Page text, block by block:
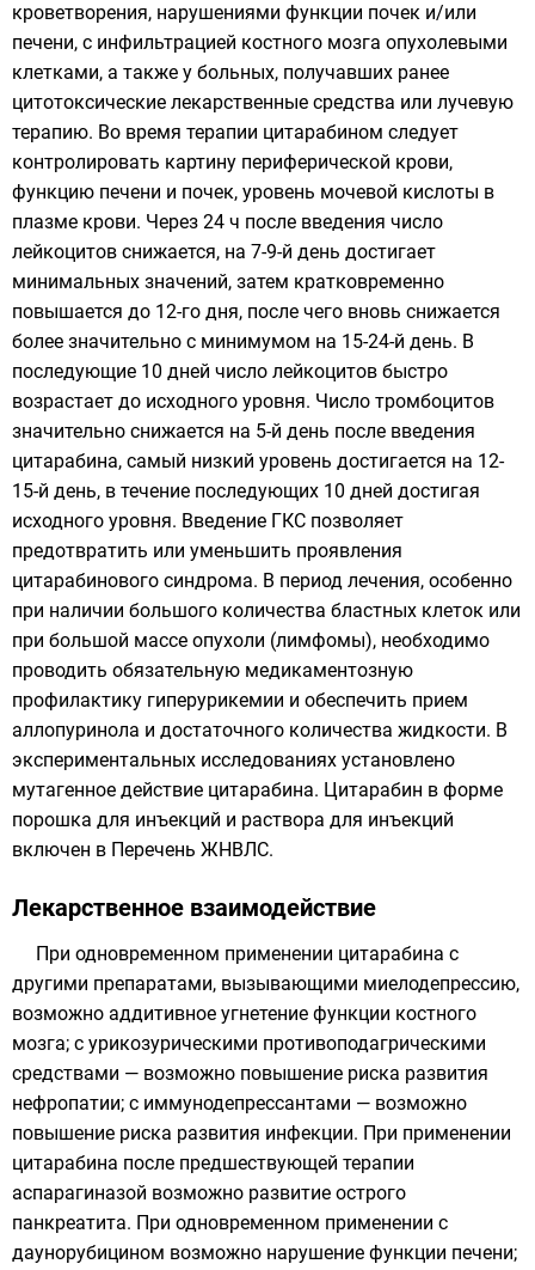
кроветворения, нарушениями функции почек и/или
печени, с инфильтрацией костного мозга опухолевыми
клетками, а также у больных, получавших ранее
цитотоксические лекарственные средства или лучевую
терапию. Во время терапии цитарабином следует
контролировать картину периферической крови,
функцию печени и почек, уровень мочевой кислоты в
плазме крови. Через 24 ч после введения число
лейкоцитов снижается, на 7-9-й день достигает
минимальных значений, затем кратковременно
повышается до 12-го дня, после чего вновь снижается
более значительно с минимумом на 15-24-й день. В
последующие 10 дней число лейкоцитов быстро
возрастает до исходного уровня. Число тромбоцитов
значительно снижается на 5-й день после введения
цитарабина, самый низкий уровень достигается на 12-
15-й день, в течение последующих 10 дней достигая
исходного уровня. Введение ГКС позволяет
предотвратить или уменьшить проявления
цитарабинового синдрома. В период лечения, особенно
при наличии большого количества бластных клеток или
при большой массе опухоли (лимфомы), необходимо
проводить обязательную медикаментозную
профилактику гиперурикемии и обеспечить прием
аллопуринола и достаточного количества жидкости. В
экспериментальных исследованиях установлено
мутагенное действие цитарабина. Цитарабин в форме
порошка для инъекций и раствора для инъекций
включен в Перечень ЖНВЛС.
Лекарственное взаимодействие
При одновременном применении цитарабина с
другими препаратами, вызывающими миелодепрессию,
возможно аддитивное угнетение функции костного
мозга; с урикозурическими противоподагрическими
средствами — возможно повышение риска развития
нефропатии; с иммунодепрессантами — возможно
повышение риска развития инфекции. При применении
цитарабина после предшествующей терапии
аспарагиназой возможно развитие острого
панкреатита. При одновременном применении с
даунорубицином возможно нарушение функции печени;